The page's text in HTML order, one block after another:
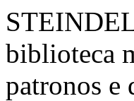
biblioteca
patronos e